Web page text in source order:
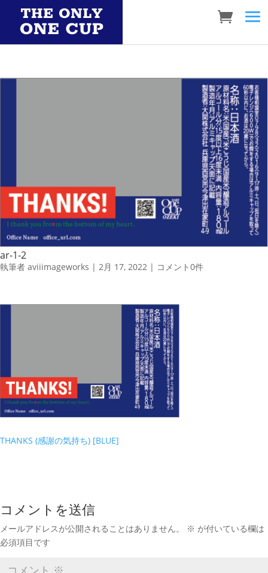
ar-1-2
執筆者 aviiimageworks | 2月 17, 2022 | コメント0件
THANKS (感謝の気持ち) [BLUE]
コメントを送信
メールアドレスが公開されることはありません。 ※ が付いている欄は
必須項目です